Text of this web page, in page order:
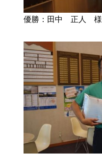
優勝：田中 正人 様